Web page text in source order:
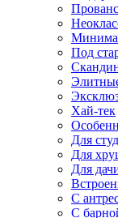
Прованс
Под
Хай-тек
Для
Для
Для
С
С